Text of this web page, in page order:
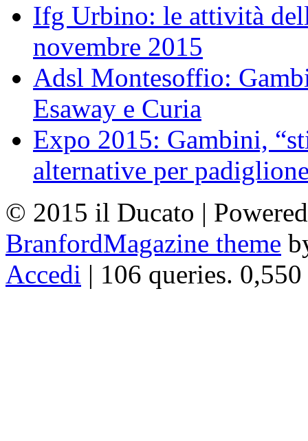
Ifg Urbino: le attività
novembre 2015
Adsl Montesoffio:
Esaway e Curia
Expo 2015: Gambini,
alternative per
© 2015 il Ducato |
BranfordMagazine theme
Accedi | 106 queries. 0,550